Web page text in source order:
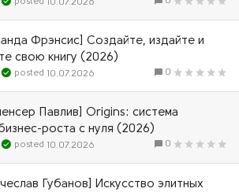
10.07.2026
Фрэнсис] Создайте, издайте и
свою книгу (2026)
0
10.07.2026
Павлив] Origins: система
роста с нуля (2026)
0
10.07.2026
Губанов] Искусство элитных